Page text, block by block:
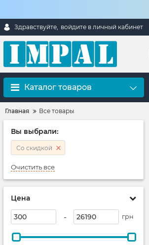
Здравствуйте, войдите в личный кабинет
Каталог товаров
Главная Все товары
Вы выбрали:
Со скидкой
Очистить все
Цена
- грн